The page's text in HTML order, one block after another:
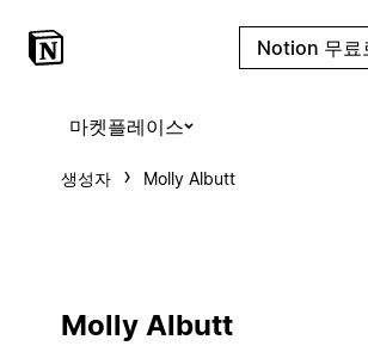
Notion 무료
마켓플레이스
생성자 Molly Albutt
Molly Albutt